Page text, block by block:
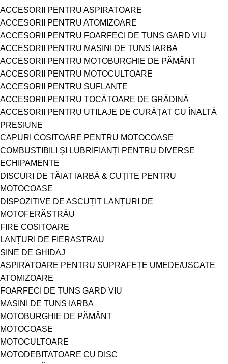
ACCESORII PENTRU ASPIRATOARE
ACCESORII PENTRU ATOMIZOARE
ACCESORII PENTRU FOARFECI DE TUNS GARD VIU
ACCESORII PENTRU MAȘINI DE TUNS IARBA
ACCESORII PENTRU MOTOBURGHIE DE PĂMÂNT
ACCESORII PENTRU MOTOCULTOARE
ACCESORII PENTRU SUFLANTE
ACCESORII PENTRU TOCĂTOARE DE GRĂDINĂ
ACCESORII PENTRU UTILAJE DE CURĂȚAT CU ÎNALTĂ
PRESIUNE
CAPURI COSITOARE PENTRU MOTOCOASE
COMBUSTIBILI ȘI LUBRIFIANȚI PENTRU DIVERSE
ECHIPAMENTE
DISCURI DE TĂIAT IARBĂ & CUȚITE PENTRU
MOTOCOASE
DISPOZITIVE DE ASCUȚIT LANȚURI DE
MOTOFERĂSTRĂU
FIRE COSITOARE
LANȚURI DE FIERASTRAU
ȘINE DE GHIDAJ
ASPIRATOARE PENTRU SUPRAFEȚE UMEDE/USCATE
ATOMIZOARE
FOARFECI DE TUNS GARD VIU
MAȘINI DE TUNS IARBA
MOTOBURGHIE DE PĂMÂNT
MOTOCOASE
MOTOCULTOARE
MOTODEBITATOARE CU DISC